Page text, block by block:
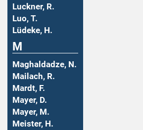
Luckner, R.
Luo, T.
Lüdeke, H.
M
Maghaldadze, N.
Mailach, R.
Mardt, F.
Mayer, D.
Mayer, M.
Meister, H.